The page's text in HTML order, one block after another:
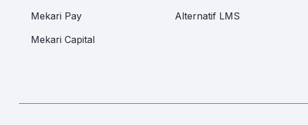
Mekari Pay
Mekari Capital
Alternatif LMS